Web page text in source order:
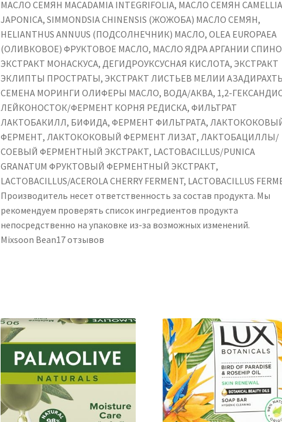
МАСЛО СЕМЯН MACADAMIA INTEGRIFOLIA, МАСЛО СЕМЯН CAMELLIA
JAPONICA, SIMMONDSIA CHINENSIS (ЖОЖОБА) МАСЛО СЕМЯН,
HELIANTHUS ANNUUS (ПОДСОЛНЕЧНИК) МАСЛО, OLEA EUROPAEA
(ОЛИВКОВОЕ) ФРУКТОВОЕ МАСЛО, МАСЛО ЯДРА АРГАНИИ
ЭКСТРАКТ МОНАСКУСА, ДЕГИДРОУКСУСНАЯ КИСЛОТА, ЭКСТРАКТ
ЭКЛИПТЫ ПРОСТРАТЫ, ЭКСТРАКТ ЛИСТЬЕВ МЕЛИИ
СЕМЕНА МОРИНГИ ОЛИФЕРЫ МАСЛО, ВОДА/АКВА, 1,2-
ЛЕЙКОНОСТОК/ФЕРМЕНТ КОРНЯ РЕДИСКА, ФИЛЬТРАТ
ЛАКТОБАКИЛЛ, БИФИДА, ФЕРМЕНТ ФИЛЬТРАТА,
ФЕРМЕНТ, ЛАКТОКОКОВЫЙ ФЕРМЕНТ ЛИЗАТ, ЛАКТОБАЦИЛЛЫ/
СОЕВЫЙ ФЕРМЕНТНЫЙ ЭКСТРАКТ, LACTOBACILLUS/PUNICA
GRANATUM ФРУКТОВЫЙ ФЕРМЕНТНЫЙ ЭКСТРАКТ,
LACTOBACILLUS/ACEROLA CHERRY FERMENT, LACTOBACILLUS
Производитель несет ответственность за состав продукта. Мы
рекомендуем проверять список ингредиентов продукта
непосредственно на упаковке из-за возможных изменений.
Mixsoon Bean17 отзывов